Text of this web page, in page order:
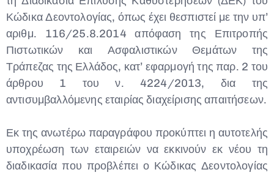
Κώδικα Δεοντολογίας, όπως έχει θεσπιστεί με την υπ’
αριθμ. 116/25.8.2014 απόφαση της Επιτροπής
Πιστωτικών και Ασφαλιστικών Θεμάτων της
Τράπεζας της Ελλάδος, κατ’ εφαρμογή της παρ. 2 του
άρθρου 1 του ν. 4224/2013, δια της
αντισυμβαλλόμενης εταιρίας διαχείρισης απαιτήσεων.
Εκ της ανωτέρω παραγράφου προκύπτει η αυτοτελής
υποχρέωση των εταιρειών να εκκινούν εκ νέου τη
διαδικασία που προβλέπει ο Κώδικας Δεοντολογίας